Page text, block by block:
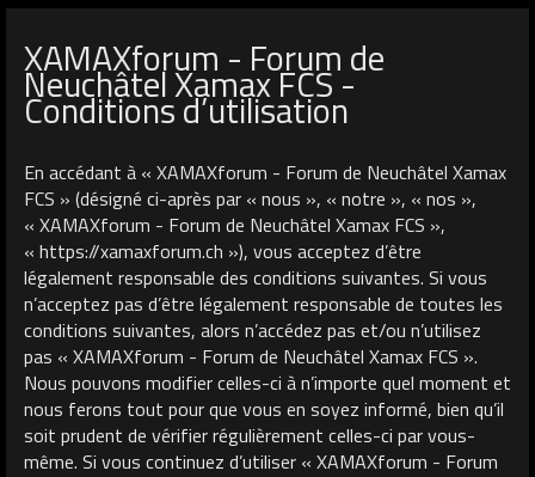
XAMAXforum - Forum de
Neuchâtel Xamax FCS -
Conditions d’utilisation
En accédant à « XAMAXforum - Forum de Neuchâtel Xamax
FCS » (désigné ci-après par « nous », « notre », « nos »,
« XAMAXforum - Forum de Neuchâtel Xamax FCS »,
« https://xamaxforum.ch »), vous acceptez d’être
légalement responsable des conditions suivantes. Si vous
n’acceptez pas d’être légalement responsable de toutes les
conditions suivantes, alors n’accédez pas et/ou n’utilisez
pas « XAMAXforum - Forum de Neuchâtel Xamax FCS ».
Nous pouvons modifier celles-ci à n’importe quel moment et
nous ferons tout pour que vous en soyez informé, bien qu’il
soit prudent de vérifier régulièrement celles-ci par vous-
même. Si vous continuez d’utiliser « XAMAXforum - Forum